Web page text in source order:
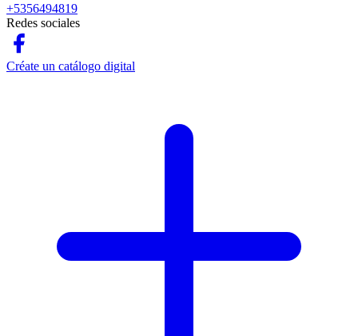
+5356494819
Redes sociales
Créate un catálogo digital